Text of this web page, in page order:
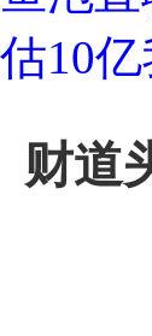
估10
财道